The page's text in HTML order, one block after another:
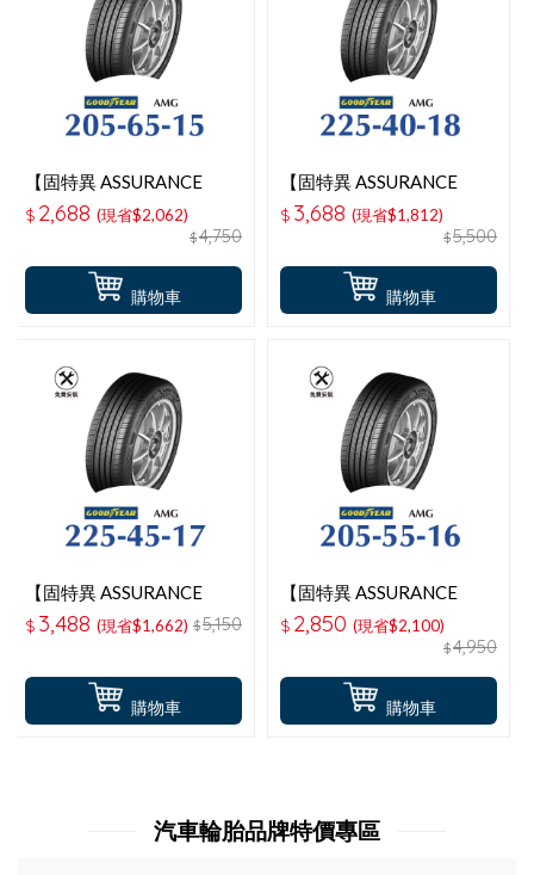
購物車
【固特異 ASSURANCE
MAXGUARD 】 205-65-
15操控性能輪胎
$ 2,688 (現省$2,062)
$4,750
購物車
【固特異 ASSURANCE
MAXGUARD 】 225-40-
18操控性能輪胎
$ 3,688 (現省$1,812)
$5,500
購物車
【固特異 ASSURANCE
MAXGUARD 】 225-45-
17操控性能輪胎
$ 3,488 (現省$1,662) $5,150
購物車
【固特異 ASSURANCE
MAXGUARD 】 205-55-
16操控性能輪胎
$ 2,850 (現省$2,100)
$4,950
汽車輪胎品牌特價專區